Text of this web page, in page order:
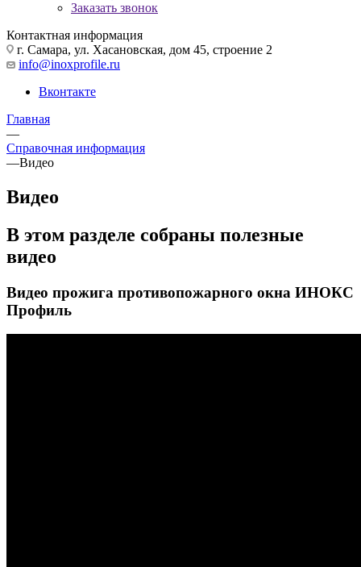
Заказать звонок
Контактная информация
г. Самара, ул. Хасановская, дом 45, строение 2
info@inoxprofile.ru
Вконтакте
Главная
—
Справочная информация
—Видео
Видео
В этом разделе собраны полезные
видео
Видео прожига противопожарного окна ИНОКС
Профиль